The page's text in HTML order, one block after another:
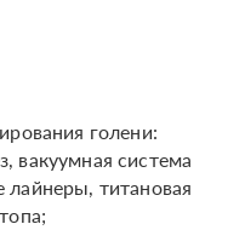
голени:
вакуумная система
титановая